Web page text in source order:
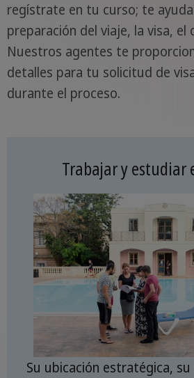
regístrate en tu curso; te
preparación del viaje, la visa, el
Nuestros agentes te
detalles para tu solicitud de
durante el proceso.
Trabajar y estudiar
Su ubicación estratégica, su